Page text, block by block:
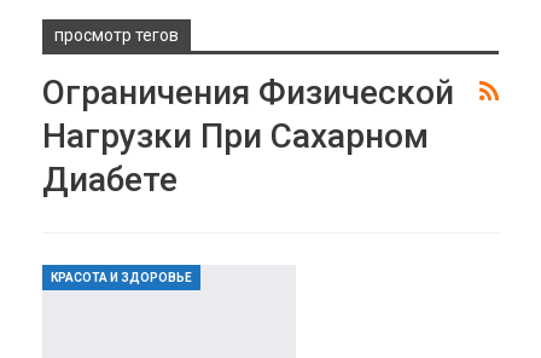
просмотр тегов
Ограничения Физической
Нагрузки При Сахарном
Диабете
КРАСОТА И ЗДОРОВЬЕ